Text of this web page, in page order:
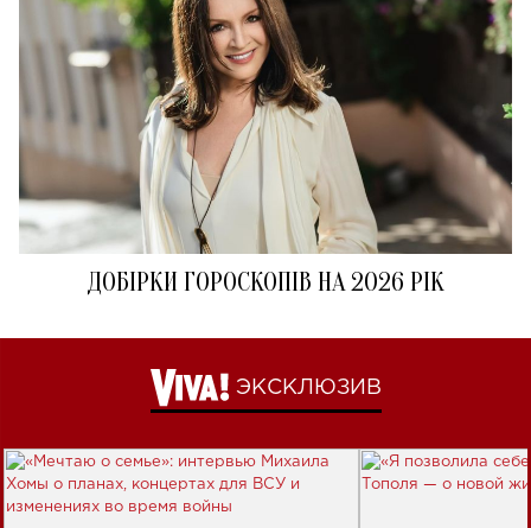
ДОБІРКИ ГОРОСКОПІВ НА 2026 РІК
ЭКСКЛЮЗИВ